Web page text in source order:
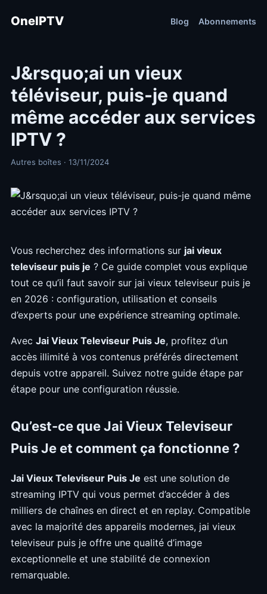
OneIPTV Blog Abonnements
J&rsquo;ai un vieux
téléviseur, puis-je quand
même accéder aux services
IPTV ?
Autres boîtes · 13/11/2024
Vous recherchez des informations sur jai vieux
televiseur puis je ? Ce guide complet vous explique
tout ce qu’il faut savoir sur jai vieux televiseur puis je
en 2026 : configuration, utilisation et conseils
d’experts pour une expérience streaming optimale.
Avec Jai Vieux Televiseur Puis Je, profitez d’un
accès illimité à vos contenus préférés directement
depuis votre appareil. Suivez notre guide étape par
étape pour une configuration réussie.
Qu’est-ce que Jai Vieux Televiseur
Puis Je et comment ça fonctionne ?
Jai Vieux Televiseur Puis Je est une solution de
streaming IPTV qui vous permet d’accéder à des
milliers de chaînes en direct et en replay. Compatible
avec la majorité des appareils modernes, jai vieux
televiseur puis je offre une qualité d’image
exceptionnelle et une stabilité de connexion
remarquable.